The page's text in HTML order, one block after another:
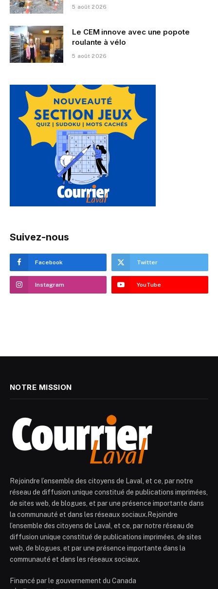
5 août 2026
Le CEM innove avec une popote
roulante à vélo
5 août 2026
Suivez-nous
Facebook Twitter
Instagram YouTube
NOTRE MISSION
Rejoindre l’ensemble des citoyens de Laval, et ce, par notre
réseau de diffusion unique constitué de publications imprimées,
de sites web, de blogues, et par une présence importante dans
la communauté et dans les réseaux sociaux.Rejoindre
l’ensemble des citoyens de Laval, et ce, par notre réseau de
diffusion unique constitué de publications imprimées, de sites
web, de blogues, et par une présence importante dans la
communauté et dans les réseaux sociaux.
Financé par le gouvernement du Canada